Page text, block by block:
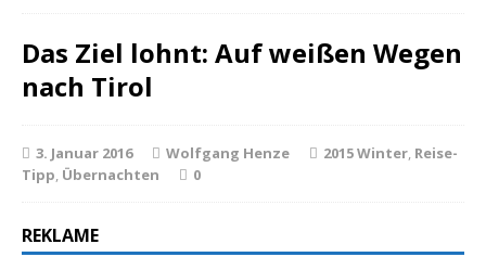
Das Ziel lohnt: Auf weißen Wegen
nach Tirol
3. Januar 2016 Wolfgang Henze 2015 Winter, Reise-
Tipp, Übernachten 0
REKLAME